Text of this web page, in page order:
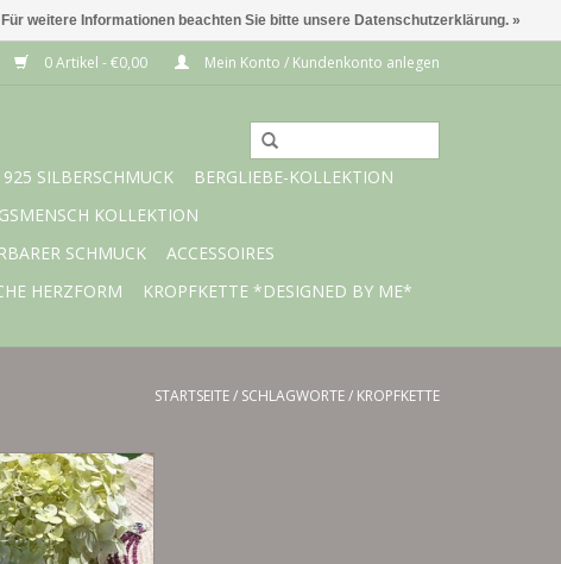
0 Artikel - €0,00 Mein Konto / Kundenkonto anlegen
925 SILBERSCHMUCK
BERGLIEBE-KOLLEKTION
KOLLEKTION
SCHMUCK
ACCESSOIRES
HERZFORM KROPFKETTE *DESIGNED BY ME*
STARTSEITE/ SCHLAGWORTE/ KROPFKETTE
nach Maß
Wunsch
Rosenquarz
HINZUFÜGEN
Für weitere Informationen beachten Sie bitte unsere Datenschutzerklärung. »